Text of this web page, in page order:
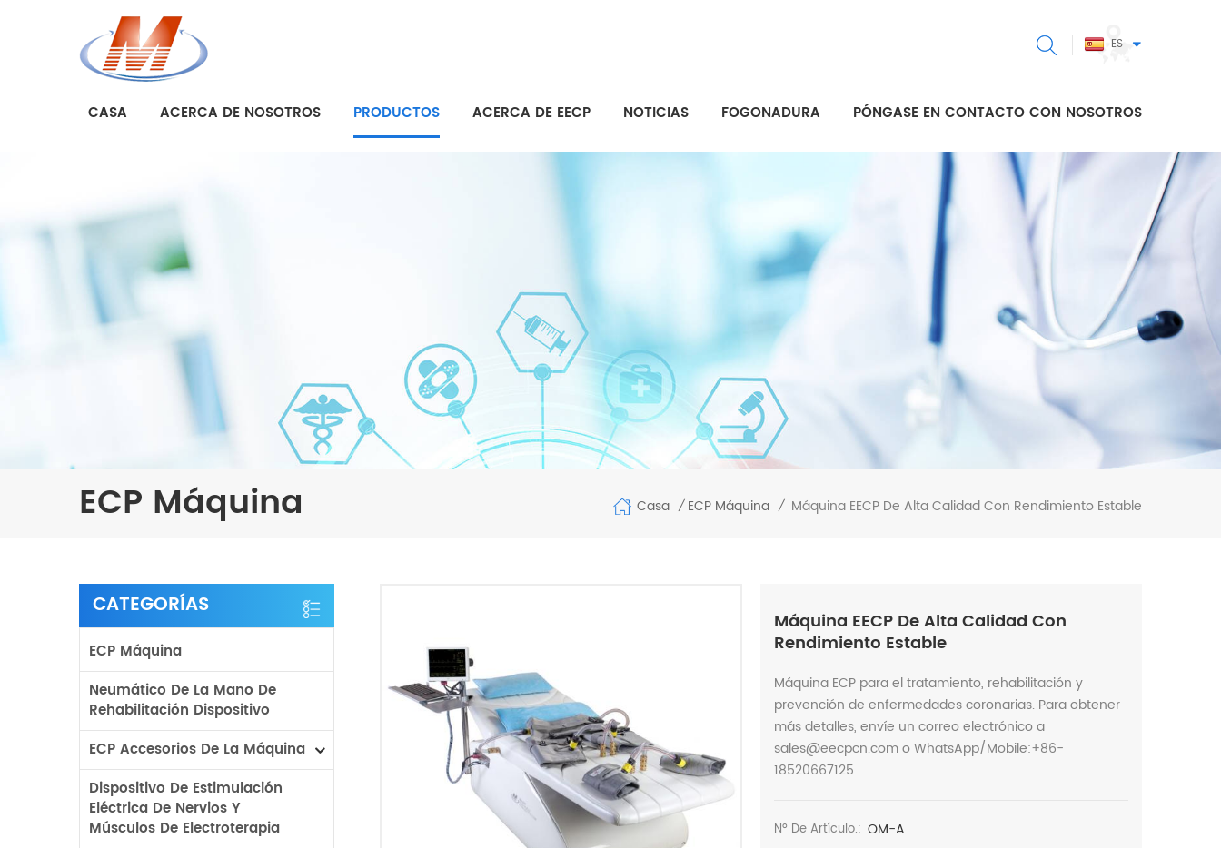
ES
CASA ACERCA DE NOSOTROS PRODUCTOS ACERCA DE EECP NOTICIAS FOGONADURA PÓNGASE EN CONTACTO CON NOSOTROS
ECP Máquina Casa / ECP Máquina / Máquina EECP De Alta Calidad Con Rendimiento Estable
CATEGORÍAS
ECP Máquina
Neumático De La Mano De
Rehabilitación Dispositivo
ECP Accesorios De La Máquina
Dispositivo De Estimulación
Eléctrica De Nervios Y
Músculos De Electroterapia
Máquina EECP De Alta Calidad Con
Rendimiento Estable
Máquina ECP para el tratamiento, rehabilitación y
prevención de enfermedades coronarias. Para obtener
más detalles, envíe un correo electrónico a
sales@eecpcn.com o WhatsApp/Mobile:+86-
18520667125
Nº De Artículo.: OM-A